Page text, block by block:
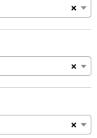
×
×
×